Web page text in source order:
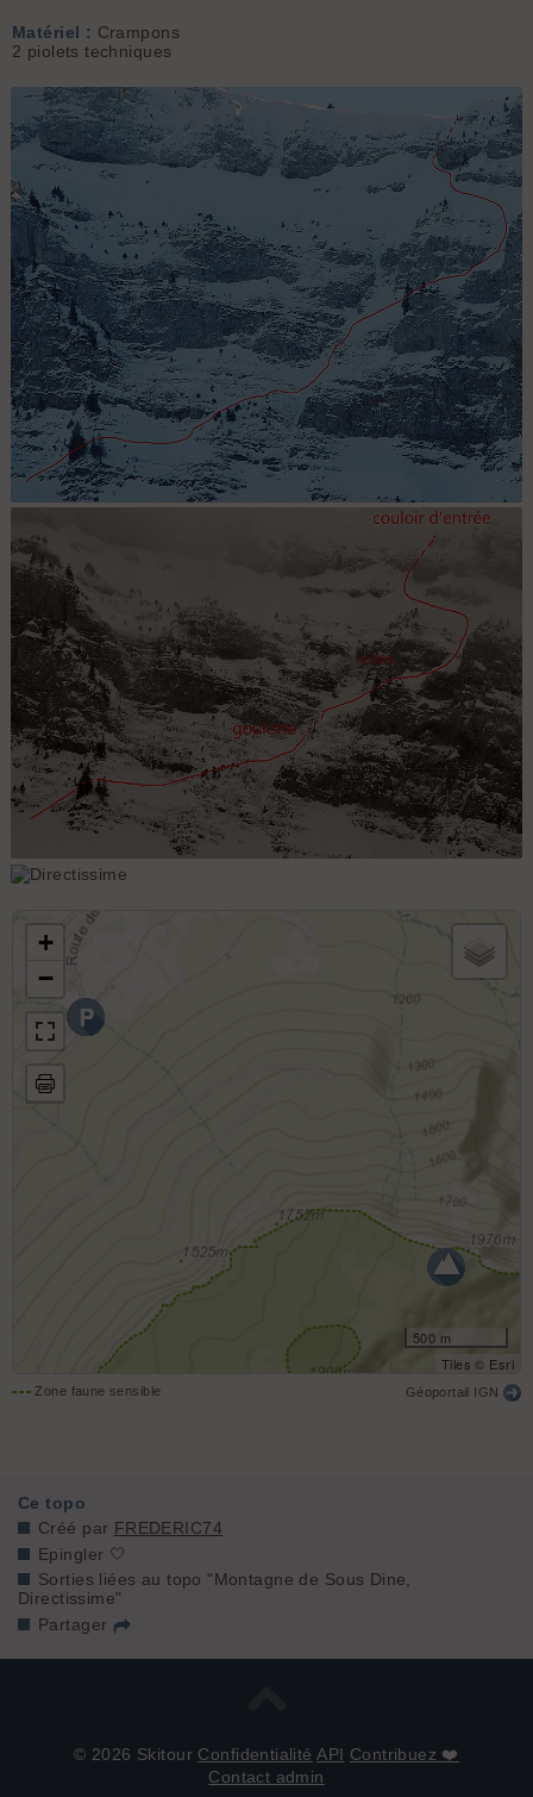
Matériel : Crampons
2 piolets techniques
+
−
500 m
Tiles © Esri
Zone faune sensible Géoportail IGN
Ce topo
Créé par FREDERIC74
Epingler 🤍
Sorties liées au topo "Montagne de Sous Dine,
Directissime"
Partager
© 2026 Skitour Confidentialité API Contribuez ❤️
Contact admin